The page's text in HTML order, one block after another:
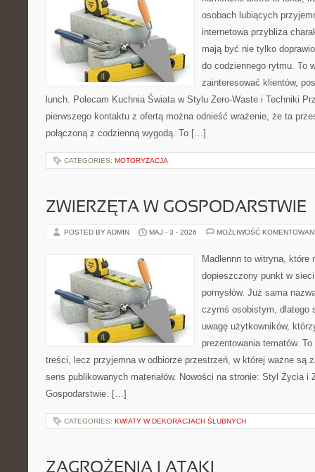
osobach lubiących
internetowa przybliża
mają być nie tylko
do codziennego rytmu. To
zainteresować klientów,
lunch. Polecam Kuchnia Świata w Stylu Zero-Waste i Techniki
pierwszego kontaktu z ofertą można odnieść wrażenie, że ta
połączoną z codzienną wygodą. To […]
CATEGORIES: MOTORYZACJA
ZWIERZĘTA W GOSPODARSTWIE
POSTED BY ADMIN MAJ - 3 - 2026 MOŻLIWOŚĆ
Madlennn to witryna, które
dopieszczony punkt w
pomysłów. Już sama
czymś osobistym, dlatego
uwagę użytkowników,
prezentowania tematów.
treści, lecz przyjemna w odbiorze przestrzeń, w której ważne są
sens publikowanych materiałów. Nowości na stronie: Styl Życia i
Gospodarstwie. […]
CATEGORIES: KWIATY W DEKORACJACH ŚLUBNYCH
ZAGROŻENIA I ATAKI